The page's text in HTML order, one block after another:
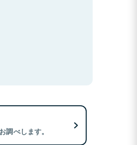
調べします。